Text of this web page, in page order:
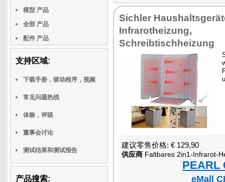
模型 产品
全部 产品
配件 产品
支持区域:
下载手册，驱动程序，视频
常见问题热线
体验，评级
董事会讨论
测试结果和测试报告
产品搜索:
Sichler
Infrarotheizung,
Schreibtischheizung
建议零售价格: € 129,90
供应商 Faltbares 2in1-Infrarot-
PEARL
eMall